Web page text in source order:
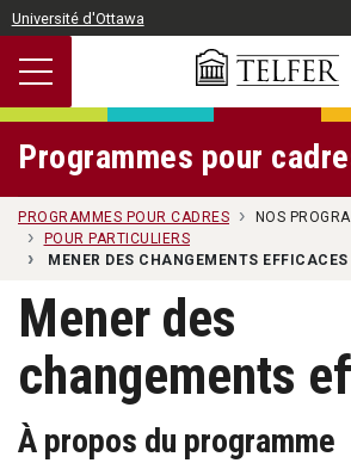
Passer au contenu principal
Université d'Ottawa
Programmes pour
PROGRAMMES POUR CADRES
NOS
POUR PARTICULIERS
MENER DES CHANGEMENTS EFFICACES
Mener des
changements
À propos du programme